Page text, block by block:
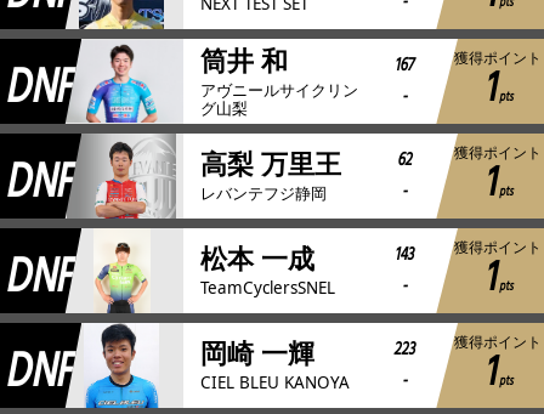
DNF 筒井 和
アヴニールサイクリン
グ山梨
167
-
獲得ポイント
1pts
DNF 高梨 万里王
レバンテフジ静岡
62
-
獲得ポイント
1pts
DNF 松本 一成
TeamCyclersSNEL
143
-
獲得ポイント
1pts
DNF 岡崎 一輝
CIEL BLEU KANOYA
223
-
獲得ポイント
1pts